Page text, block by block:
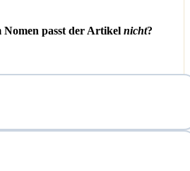
Nomen passt der Artikel nicht?